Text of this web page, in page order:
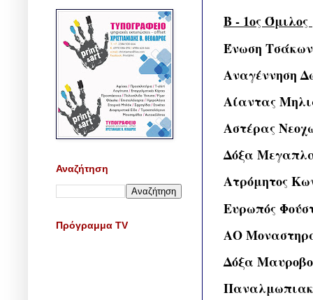
B - 1ος Όμιλος
Ένωση Τσάκων
Αναγέννηση
Αίαντας
Αστέρας
Δόξα
Ατρόμητος
Ευρωπός
ΑΟ
Δόξα
Αναζήτηση
Πρόγραμμα TV